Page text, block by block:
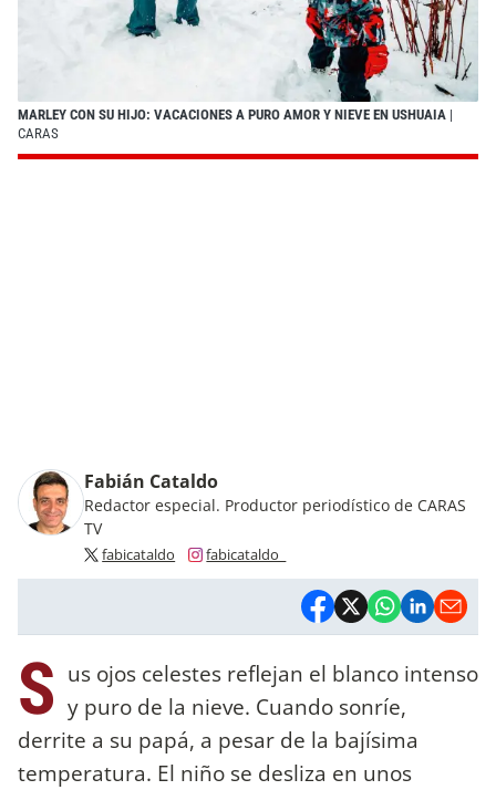
MARLEY CON SU HIJO: VACACIONES A PURO AMOR Y NIEVE EN USHUAIA |
CARAS
Fabián Cataldo
Redactor especial. Productor periodístico de CARAS
TV
fabicataldo fabicataldo_
S us ojos celestes reflejan el blanco intenso
y puro de la nieve. Cuando sonríe,
derrite a su papá, a pesar de la bajísima
temperatura. El niño se desliza en unos